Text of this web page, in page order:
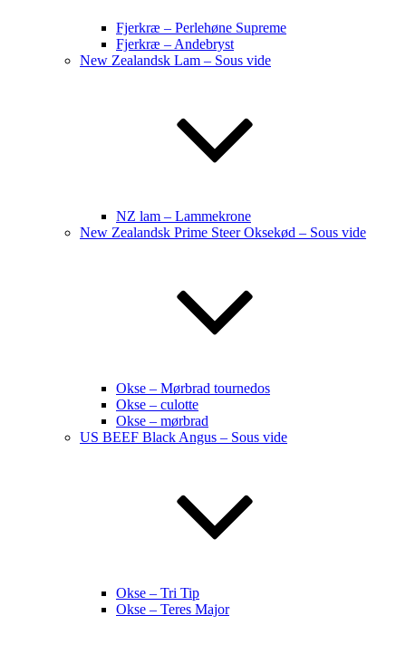
Fjerkræ – Perlehøne Supreme
Fjerkræ – Andebryst
New Zealandsk Lam – Sous vide
NZ lam – Lammekrone
New Zealandsk Prime Steer Oksekød – Sous vide
Okse – Mørbrad tournedos
Okse – culotte
Okse – mørbrad
US BEEF Black Angus – Sous vide
Okse – Tri Tip
Okse – Teres Major